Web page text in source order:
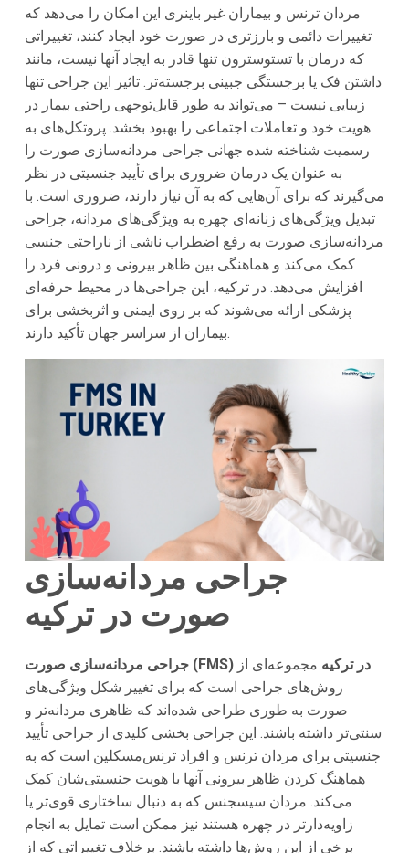
مردان ترنس و بیماران غیر باینری این امکان را می‌دهد که
تغییرات دائمی و بارزتری در صورت خود ایجاد کنند، تغییراتی
که درمان با تستوسترون تنها قادر به ایجاد آنها نیست، مانند
داشتن فک یا برجستگی جبینی برجسته‌تر. تاثیر این جراحی تنها
زیبایی نیست – می‌تواند به طور قابل‌توجهی راحتی بیمار در
هویت خود و تعاملات اجتماعی را بهبود بخشد. پروتکل‌های به
رسمیت شناخته شده جهانی جراحی مردانه‌سازی صورت را
به عنوان یک درمان ضروری برای تأیید جنسیتی در نظر
می‌گیرند که برای آن‌هایی که به آن نیاز دارند، ضروری است. با
تبدیل ویژگی‌های زنانه‌ای چهره به ویژگی‌های مردانه، جراحی
مردانه‌سازی صورت به رفع اضطراب ناشی از ناراحتی جنسی
کمک می‌کند و هماهنگی بین ظاهر بیرونی و درونی فرد را
افزایش می‌دهد. در ترکیه، این جراحی‌ها در محیط حرفه‌ای
پزشکی ارائه می‌شوند که بر روی ایمنی و اثربخشی برای
بیماران از سراسر جهان تأکید دارند.
جراحی مردانه‌سازی
صورت در ترکیه
جراحی مردانه‌سازی صورت (FMS) در ترکیه مجموعه‌ای از
روش‌های جراحی است که برای تغییر شکل ویژگی‌های
صورت به طوری طراحی شده‌اند که ظاهری مردانه‌تر و
سنتی‌تر داشته باشند. این جراحی بخشی کلیدی از جراحی تأیید
جنسیتی برای مردان ترنس و افراد ترنس‌مسکلین است که به
هماهنگ کردن ظاهر بیرونی آنها با هویت جنسیتی‌شان کمک
می‌کند. مردان سیسجنس که به دنبال ساختاری قوی‌تر یا
زاویه‌دارتر در چهره هستند نیز ممکن است تمایل به انجام
برخی از این روش‌ها داشته باشند. برخلاف تغییراتی که از